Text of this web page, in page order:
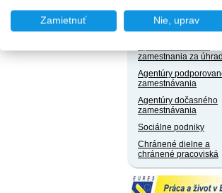
Naše registre
zamestnania za
Agentúry
zamestnávania
Agentúry dočasného
zamestnávania
Sociálne podniky
Chránené dielne a
chránené pracoviská
Zamietnuť Nie, uprav